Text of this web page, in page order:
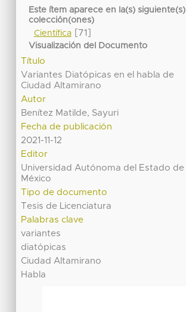
Este ítem aparece en la(s) siguiente(s)
colección(ones)
Científica[71]
Visualización del Documento
Título
Variantes Diatópicas en el habla de
Ciudad Altamirano
Autor
Benítez Matilde, Sayuri
Fecha de publicación
2021-11-12
Editor
Universidad Autónoma del Estado de
México
Tipo de documento
Tesis de Licenciatura
Palabras clave
variantes
diatópicas
Ciudad Altamirano
Habla